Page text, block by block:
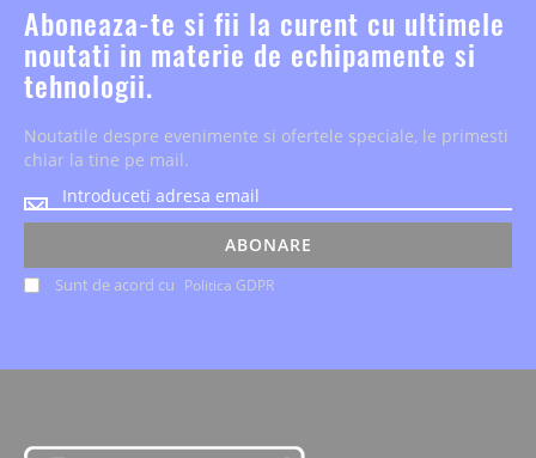
Aboneaza-te si fii la curent cu ultimele
noutati in materie de echipamente si
tehnologii.
Noutatile despre evenimente si ofertele speciale, le primesti
chiar la tine pe mail.
Noutatile
despre
si
oferteleSunt de acord cu Politica GDPR
ABONARE